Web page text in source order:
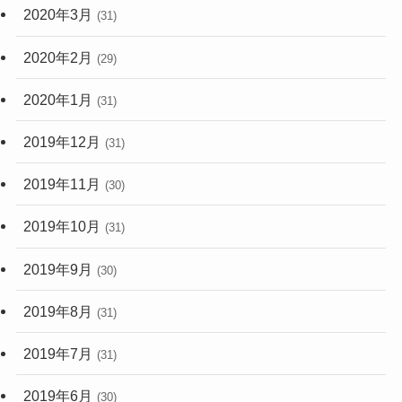
2020年3月 (31)
2020年2月 (29)
2020年1月 (31)
2019年12月 (31)
2019年11月 (30)
2019年10月 (31)
2019年9月 (30)
2019年8月 (31)
2019年7月 (31)
2019年6月 (30)